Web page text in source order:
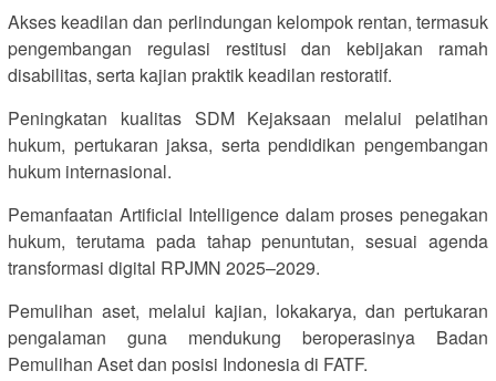
Akses keadilan dan perlindungan kelompok rentan, termasuk
pengembangan regulasi restitusi dan kebijakan ramah
disabilitas, serta kajian praktik keadilan restoratif.
Peningkatan kualitas SDM Kejaksaan melalui pelatihan
hukum, pertukaran jaksa, serta pendidikan pengembangan
hukum internasional.
Pemanfaatan Artificial Intelligence dalam proses penegakan
hukum, terutama pada tahap penuntutan, sesuai agenda
transformasi digital RPJMN 2025–2029.
Pemulihan aset, melalui kajian, lokakarya, dan pertukaran
pengalaman guna mendukung beroperasinya Badan
Pemulihan Aset dan posisi Indonesia di FATF.